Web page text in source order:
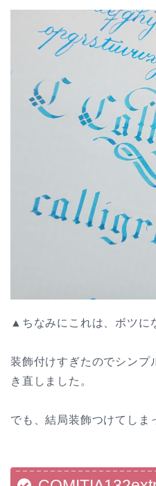
▲ちなみにこれは、ボツに
装飾付けすぎたのでシンプ
き直しました。
でも、結局装飾つけてしま